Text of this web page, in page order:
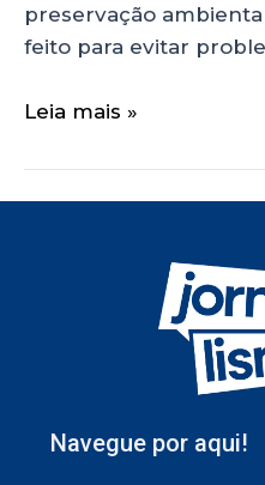
preservação
feito para evitar
Leia mais »
Navegue por aqui!